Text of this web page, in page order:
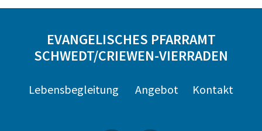
EVANGELISCHES PFARRAMT
SCHWEDT/CRIEWEN-VIERRADEN
Lebensbegleitung Angebot Kontakt